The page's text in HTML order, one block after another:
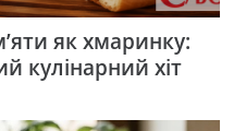
як хмаринку:
кулінарний хіт